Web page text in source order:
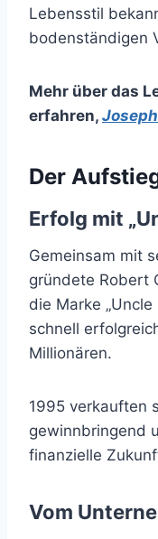
Lebensstil
bodenständigen
Mehr über das
erfahren,
Der
Erfolg mit
Gemeinsam mit
gründete Robert
die Marke
schnell
Millionären.
1995 verkauften
gewinnbringend
finanzielle
Vom